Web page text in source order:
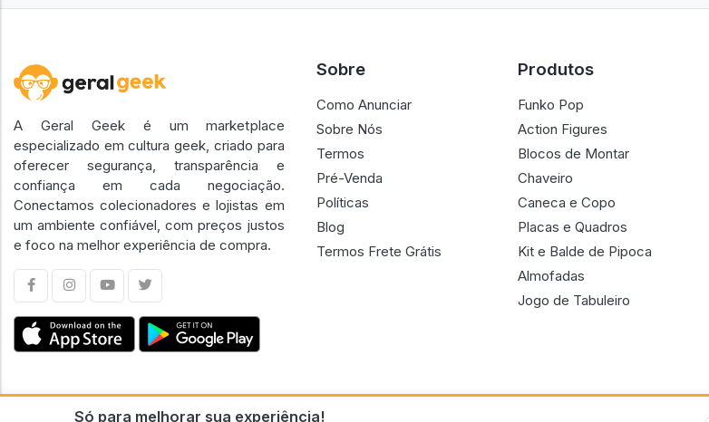
Só para melhorar sua experiência!
A Geral Geek é um marketplace
especializado em cultura geek, criado para
oferecer segurança, transparência e
confiança em cada negociação.
Conectamos colecionadores e lojistas em
um ambiente confiável, com preços justos
e foco na melhor experiência de compra.
Sobre
Como Anunciar
Sobre Nós
Termos
Pré-Venda
Políticas
Blog
Termos Frete Grátis
Produtos
Funko Pop
Action Figures
Blocos de Montar
Chaveiro
Caneca e Copo
Placas e Quadros
Kit e Balde de Pipoca
Almofadas
Jogo de Tabuleiro